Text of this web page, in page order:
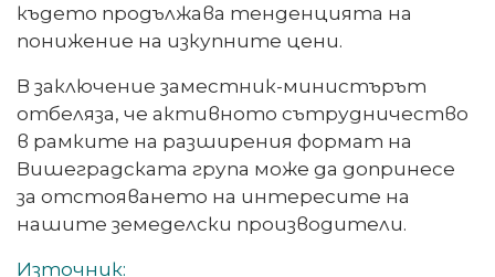
където продължава тенденцията на
понижение на изкупните цени.
В заключение заместник-министърът
отбеляза, че активното сътрудничество
в рамките на разширения формат на
Вишеградската група може да допринесе
за отстояването на интересите на
нашите земеделски производители.
Източник: